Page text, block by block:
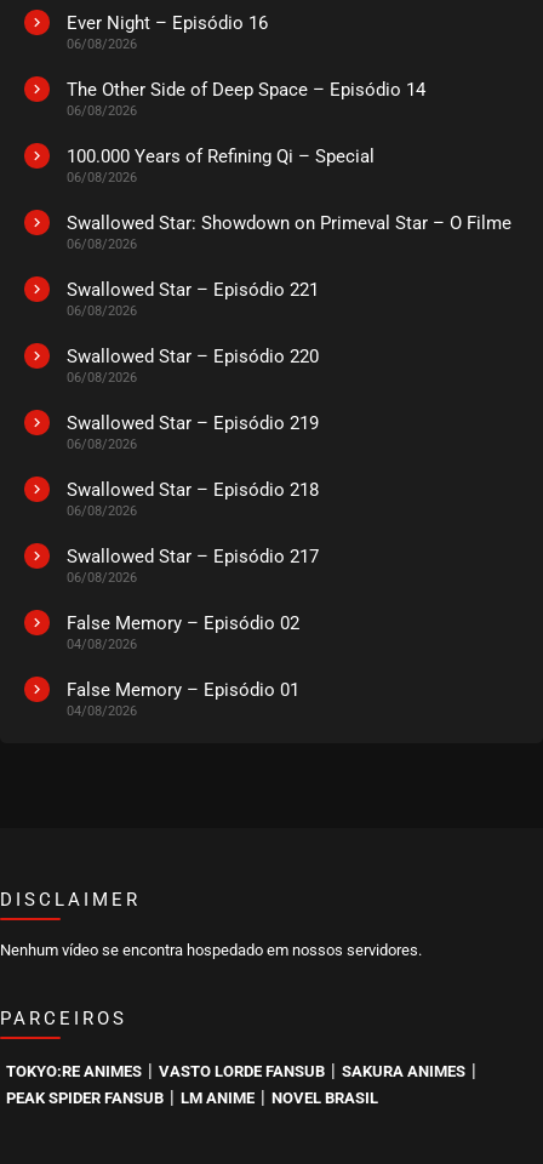
Ever Night – Episódio 16
06/08/2026
The Other Side of Deep Space – Episódio 14
06/08/2026
100.000 Years of Refining Qi – Special
06/08/2026
Swallowed Star: Showdown on Primeval Star – O Filme
06/08/2026
Swallowed Star – Episódio 221
06/08/2026
Swallowed Star – Episódio 220
06/08/2026
Swallowed Star – Episódio 219
06/08/2026
Swallowed Star – Episódio 218
06/08/2026
Swallowed Star – Episódio 217
06/08/2026
False Memory – Episódio 02
04/08/2026
False Memory – Episódio 01
04/08/2026
DISCLAIMER
Nenhum vídeo se encontra hospedado em nossos servidores.
PARCEIROS
TOKYO:RE ANIMES VASTO LORDE FANSUB SAKURA ANIMES
PEAK SPIDER FANSUB LM ANIME NOVEL BRASIL